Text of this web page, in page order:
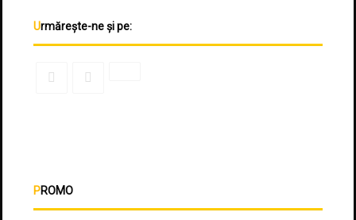
Urmărește-ne și pe:
PROMO